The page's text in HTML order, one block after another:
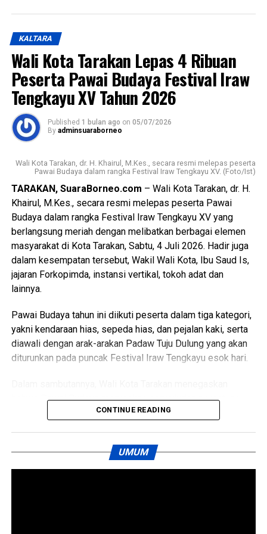
kebijakan efisiensi anggaran, pelaksanaan Festival Iraw
Tengkayu akan terus dipertahankan sebagai upaya
melestarikan budaya lokal dan pariwisata daerah.
Mengakhiri sambutannya, Wali Kota berharap Kota Tarakan
senantiasa diberikan keberkahan, keamanan, kemajuan, dan
kesejahteraan bagi seluruh masyarakatnya.
Pariwisata Republik Indonesia, perwakilan Pemerintah
kabupaten lainnya, unsur Forkopimda, tokoh adat, tokoh
masyarakat, serta tamu undangan lainnya. [Adv/Mandu]
Views: 75
Bagikan ke
WhatsApp
Messenger 0 Twitter/X 0
KALTARA
Wali Kota Tarakan Lepas 4 Ribuan
Peserta Pawai Budaya Festival Iraw
Tengkayu XV Tahun 2026
Published 1 bulan ago on 05/07/2026
By adminsuaraborneo
Wali Kota Tarakan, dr. H. Khairul, M.Kes., secara resmi melepas peserta
Pawai Budaya dalam rangka Festival Iraw Tengkayu XV. (Foto/Ist)
TARAKAN, SuaraBorneo.com – Wali Kota Tarakan, dr. H.
Khairul, M.Kes., secara resmi melepas peserta Pawai
Budaya dalam rangka Festival Iraw Tengkayu XV yang
berlangsung meriah dengan melibatkan berbagai elemen
masyarakat di Kota Tarakan, Sabtu, 4 Juli 2026. Hadir juga
dalam kesempatan tersebut, Wakil Wali Kota, Ibu Saud Is,
jajaran Forkopimda, instansi vertikal, tokoh adat dan
lainnya.
Pawai Budaya tahun ini diikuti peserta dalam tiga kategori,
yakni kendaraan hias, sepeda hias, dan pejalan kaki, serta
diawali dengan arak-arakan Padaw Tuju Dulung yang akan
diturunkan pada puncak Festival Iraw Tengkayu esok hari.
bahwa Pawai Budaya merupakan perwujudan persatuan
dan kesatuan masyarakat Kota Tarakan. Keberagaman
harus terus dijaga dan dipertahankan.
CONTINUE READING
UMUM